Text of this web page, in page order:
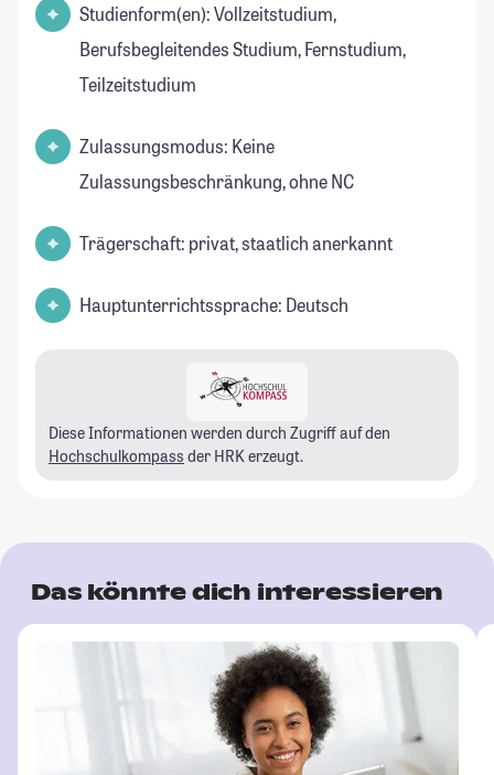
Studienform(en): Vollzeitstudium,
Berufsbegleitendes Studium, Fernstudium,
Teilzeitstudium
Zulassungsmodus: Keine
Zulassungsbeschränkung, ohne NC
Trägerschaft: privat, staatlich anerkannt
Hauptunterrichtssprache: Deutsch
Diese Informationen werden durch Zugriff auf den
Hochschulkompass der HRK erzeugt.
Das könnte dich interessieren